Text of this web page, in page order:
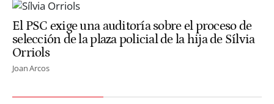
El PSC exige una auditoría sobre el proceso de
selección de la plaza policial de la hija de Sílvia
Orriols
Joan Arcos